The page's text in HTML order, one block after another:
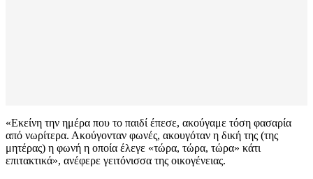
«Εκείνη την ημέρα που το παιδί έπεσε, ακούγαμε τόση φασαρία
από νωρίτερα. Ακούγονταν φωνές, ακουγόταν η δική της (της
μητέρας) η φωνή η οποία έλεγε «τώρα, τώρα, τώρα» κάτι
επιτακτικά», ανέφερε γειτόνισσα της οικογένειας.